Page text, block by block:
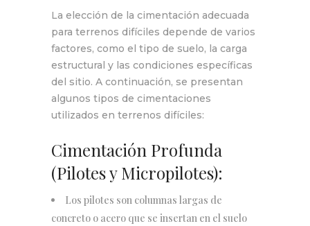
La elección de la cimentación adecuada
para terrenos difíciles depende de varios
factores, como el tipo de suelo, la carga
estructural y las condiciones específicas
del sitio. A continuación, se presentan
algunos tipos de cimentaciones
utilizados en terrenos difíciles:
Cimentación Profunda
(Pilotes y Micropilotes):
Los pilotes son columnas largas de
concreto o acero que se insertan en el suelo